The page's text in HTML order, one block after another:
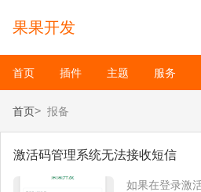
果果开发
首页 插件 主题 服务
首页 报备
激活码管理系统无法接收短信
如果在登录激